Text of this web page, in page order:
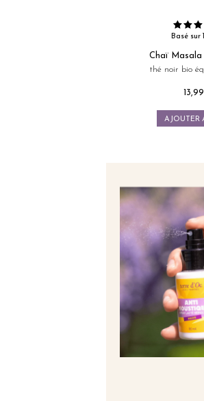
Basé sur
Chaï Masala
thé noir bio
Prix
AJOUTER